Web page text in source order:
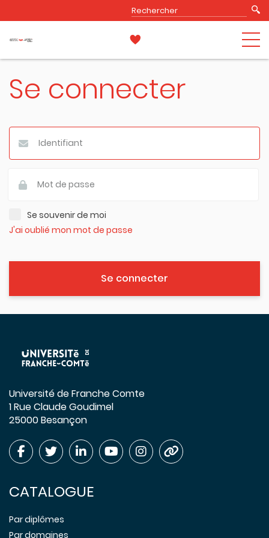
Se connecter
Se souvenir de moi
J'ai oublié mon mot de passe
Se connecter
Université de Franche Comte
1 Rue Claude Goudimel
25000 Besançon
CATALOGUE
Par diplômes
Par domaines